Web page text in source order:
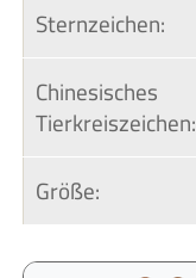
Sternzeichen:
Chinesisches
Tierkreiszeichen:
Größe: